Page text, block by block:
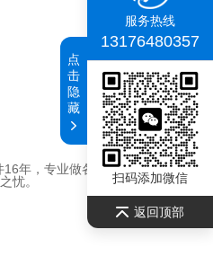
年，专业做各种高，中端防护
忧。
服务热线
13176480357
扫码添加微信
返回顶部
点
击
隐
藏